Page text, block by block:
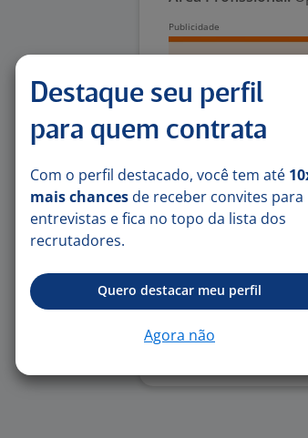
Escolaridade
Destaque seu perfil
para quem contrata
Com o perfil destacado, você tem até
mais chances de receber convites para
entrevistas e fica no topo da lista dos
recrutadores.
Quero destacar meu perfil
Agora não